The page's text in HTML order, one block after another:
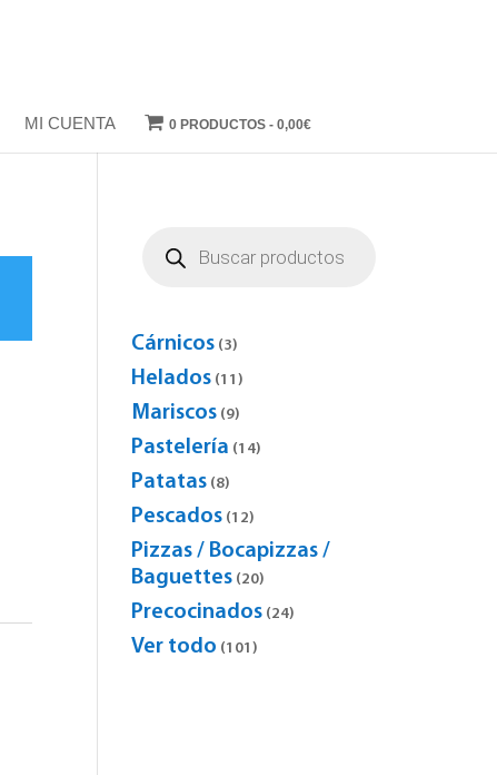
MI CUENTA 0 PRODUCTOS 0,00€
productos
Cárnicos 33
products
Helados 1111
Mariscos 99
products
Pastelería 1414
Patatas 88
products
Pescados 1212
products
Pizzas / Bocapizzas /
Baguettes 2020
products
Precocinados 2424
Ver todo 101101